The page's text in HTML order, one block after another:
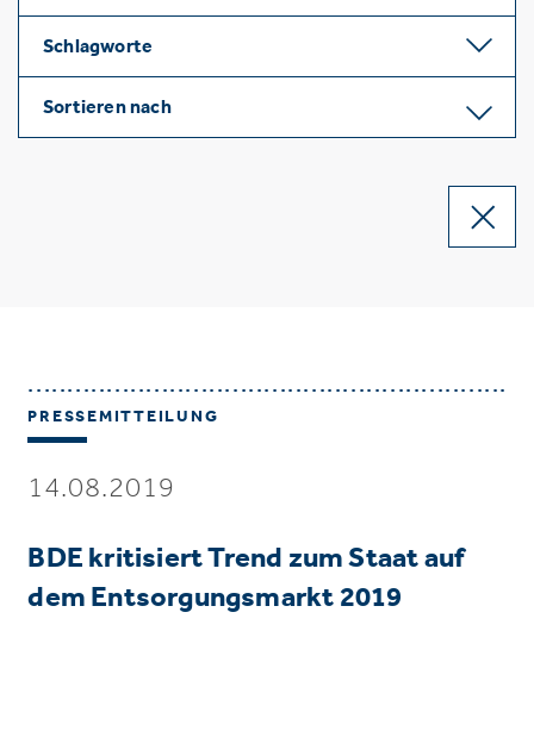
Schlagworte
Sortieren nach
PRESSEMITTEILUNG
14.08.2019
BDE kritisiert Trend zum Staat auf
dem Entsorgungsmarkt 2019